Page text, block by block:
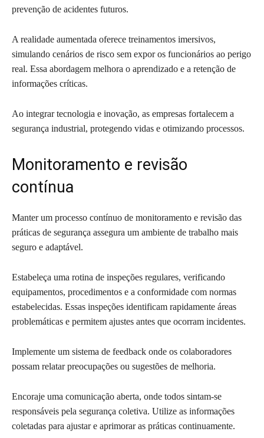
prevenção de acidentes futuros.
A realidade aumentada oferece treinamentos imersivos,
simulando cenários de risco sem expor os funcionários ao perigo
real. Essa abordagem melhora o aprendizado e a retenção de
informações críticas.
Ao integrar tecnologia e inovação, as empresas fortalecem a
segurança industrial, protegendo vidas e otimizando processos.
Monitoramento e revisão
contínua
Manter um processo contínuo de monitoramento e revisão das
práticas de segurança assegura um ambiente de trabalho mais
seguro e adaptável.
Estabeleça uma rotina de inspeções regulares, verificando
equipamentos, procedimentos e a conformidade com normas
estabelecidas. Essas inspeções identificam rapidamente áreas
problemáticas e permitem ajustes antes que ocorram incidentes.
Implemente um sistema de feedback onde os colaboradores
possam relatar preocupações ou sugestões de melhoria.
Encoraje uma comunicação aberta, onde todos sintam-se
responsáveis pela segurança coletiva. Utilize as informações
coletadas para ajustar e aprimorar as práticas continuamente.